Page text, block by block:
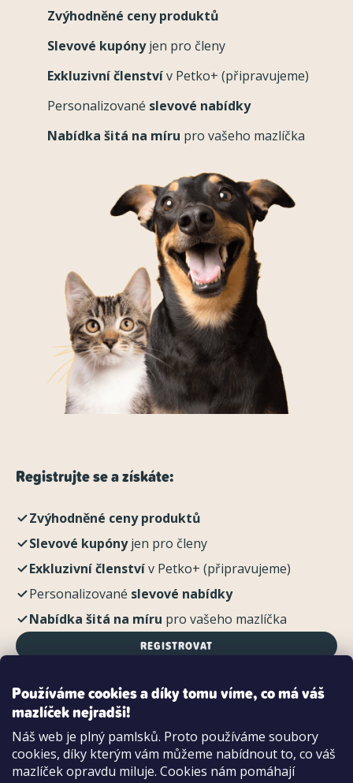
Používáme cookies a díky tomu víme, co má váš
mazlíček nejradši!
Náš web je plný pamlsků. Proto používáme soubory
cookies, díky kterým vám můžeme nabídnout to, co váš
mazlíček opravdu miluje. Cookies nám pomáhají
Zvýhodněné ceny produktů
Slevové kupónyjen pro členy
Exkluzivní členstvív Petko+ (připravujeme)
Personalizované slevové nabídky
Nabídka šitá na míru pro vašeho mazlíčka
Registrujte se a získáte:
Zvýhodněné ceny produktů
Slevové kupónyjen pro členy
Exkluzivní členstvív Petko+ (připravujeme)
Personalizované slevové nabídky
Nabídka šitá na míru pro vašeho mazlíčka
REGISTROVAT
Možnosti platby:
Dobírkou
Hotově i kartou na pobočce